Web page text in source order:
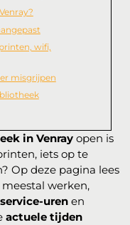
in Venray open is
iets op te
Op deze pagina lees
werken,
service-uren en
actuele tijden
wifi,
misgrijpen